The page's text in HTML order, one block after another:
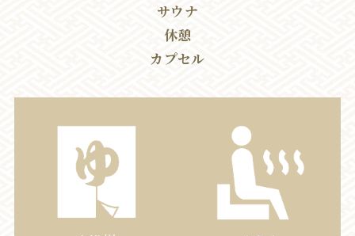
サウナ
休憩
カプセル